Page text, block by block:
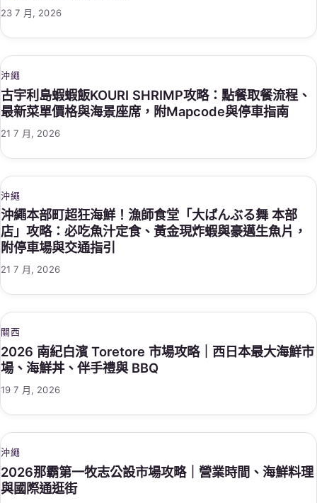
23 7 月, 2026
沖繩
古宇利島蝦蝦飯KOURI SHRIMP攻略：點餐取餐流程、
最新菜單價格與海景座席，附Mapcode與停車指南
21 7 月, 2026
沖繩
沖繩本部町超狂海鮮！漁師食堂「大ばんぶる舞 本部
店」攻略：必吃魚汁定食、黃金現炸蝦與豪邁生魚片，
附停車場與交通指引
21 7 月, 2026
關西
2026 南紀白濱 Toretore 市場攻略｜西日本最大海鮮市
場、海鮮丼、伴手禮與 BBQ
19 7 月, 2026
沖繩
2026那霸第一牧志公設市場攻略｜營業時間、海鮮料理
與國際通逛街